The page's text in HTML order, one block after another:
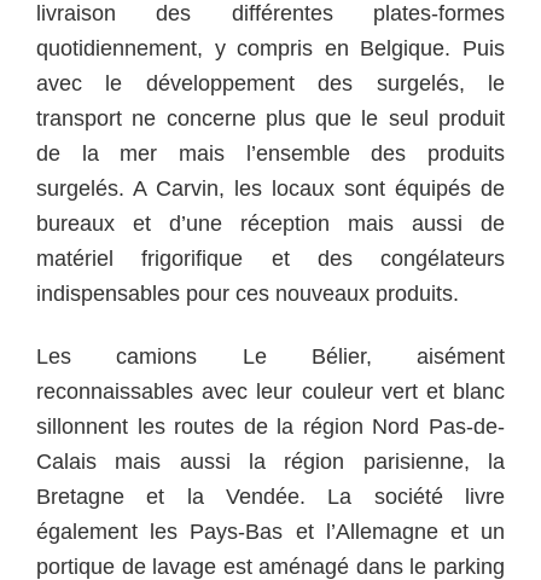
livraison des différentes plates-formes
quotidiennement, y compris en Belgique. Puis
avec le développement des surgelés, le
transport ne concerne plus que le seul produit
de la mer mais l’ensemble des produits
surgelés. A Carvin, les locaux sont équipés de
bureaux et d’une réception mais aussi de
matériel frigorifique et des congélateurs
indispensables pour ces nouveaux produits.
Les camions Le Bélier, aisément
reconnaissables avec leur couleur vert et blanc
sillonnent les routes de la région Nord Pas-de-
Calais mais aussi la région parisienne, la
Bretagne et la Vendée. La société livre
également les Pays-Bas et l’Allemagne et un
portique de lavage est aménagé dans le parking